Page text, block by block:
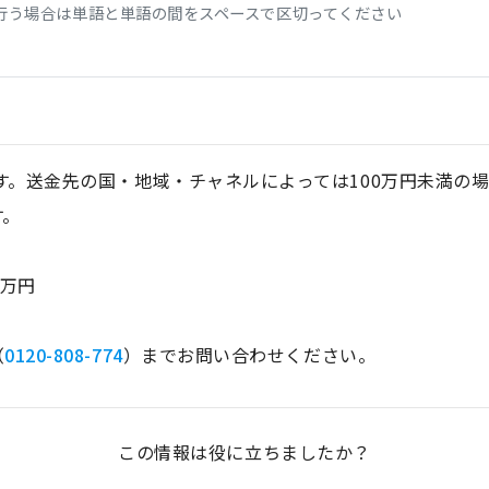
場合は単語と単語の間をスペースで区切ってください
送金先の国・地域・チャネルによっては100万円未満の場
円
0120-808-774）までお問い合わせください。
この情報は役に立ちましたか？